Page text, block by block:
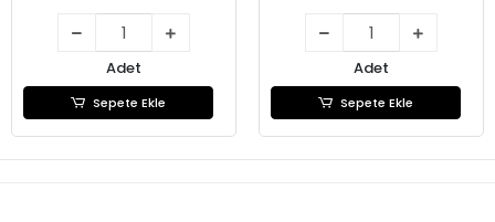
Adet
Sepete Ekle
Adet
Sepete Ekle